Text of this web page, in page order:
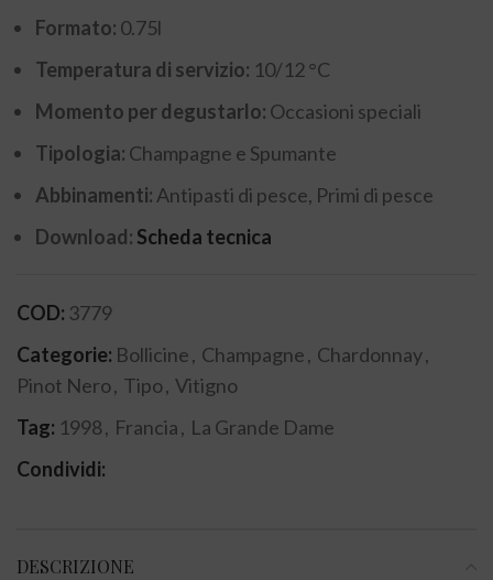
Formato: 0.75l
Temperatura di servizio: 10/12 °C
Momento per degustarlo: Occasioni speciali
Tipologia: Champagne e Spumante
Abbinamenti: Antipasti di pesce, Primi di pesce
Download: Scheda tecnica
COD: 3779
Categorie: Bollicine, Champagne, Chardonnay,
Pinot Nero, Tipo, Vitigno
Tag: 1998, Francia, La Grande Dame
Condividi:
DESCRIZIONE